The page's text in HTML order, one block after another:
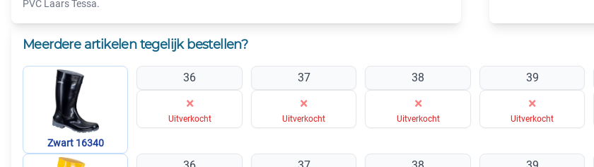
PVC Laars Tessa.
Meerdere artikelen tegelijk bestellen?
Zwart 16340
36
×
Uitverkocht
37
×
Uitverkocht
38
×
Uitverkocht
39
×
Uitverkocht